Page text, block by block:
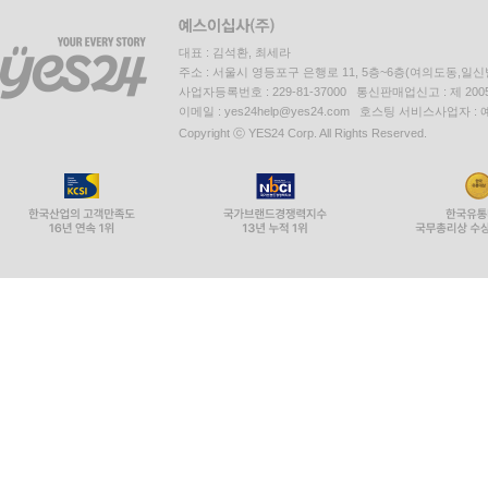
대표 : 김석환, 최세라
주소 : 서울시 영등포구 은행로 11, 5층~6층(여의도동,일신
사업자등록번호 : 229-81-37000 통신판매업신고 : 제
이메일 : yes24help@yes24.com 호스팅 서비스사업자 :
Copyright ⓒ YES24 Corp. All Rights Reserved.